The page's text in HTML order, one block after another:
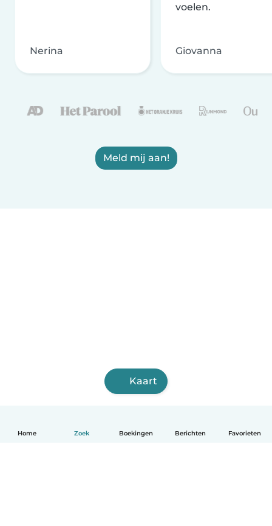
Home Zoek Boekingen Berichten Favorieten
Nerina
voelen.
Giovanna
Meld mij aan!
Kaart